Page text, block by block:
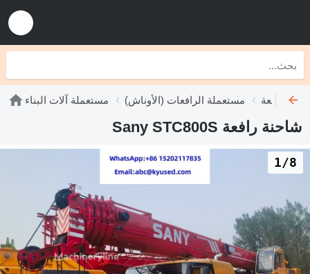
مستعملة آلات البناء مستعملة الرافعات (الأوناش) رافعة
شاحنة رافعة Sany STC800S
1/8